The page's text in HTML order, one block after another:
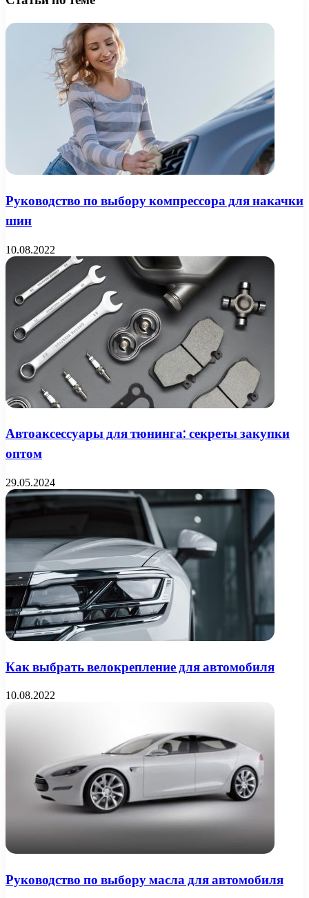
Руководство по выбору компрессора для накачки
шин
10.08.2022
Автоаксессуары для тюнинга: секреты закупки
оптом
29.05.2024
Как выбрать велокрепление для автомобиля
10.08.2022
Руководство по выбору масла для автомобиля